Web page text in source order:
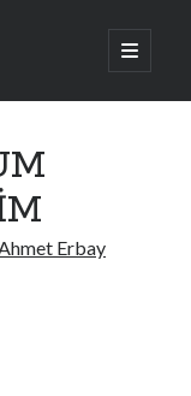
ana
menüyü
Erbay